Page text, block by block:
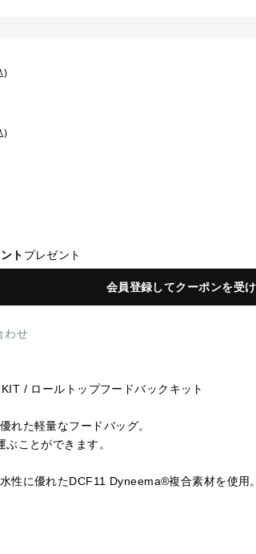
ト プレゼント
会員登録してクーポンを受
わせ
/ ロールトップフードバックキット
れた軽量なフードバッグ。
ことができます。
性に優れたDCF11 Dyneema®複合素材を使用